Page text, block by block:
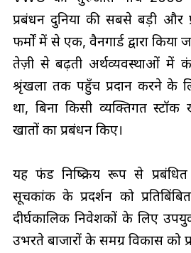
प्रबंधन दुनिया की सबसे बड़ी और
फर्मों में से एक, वैनगार्ड द्वारा किया
तेज़ी से बढ़ती अर्थव्यवस्थाओं में
श्रृंखला तक पहुँच प्रदान करने के
था, बिना किसी व्यक्तिगत स्टॉक
खातों का प्रबंधन किए।
यह फंड निष्क्रिय रूप से
सूचकांक के प्रदर्शन को
दीर्घकालिक निवेशकों के लिए
उभरते बाजारों के समग्र विकास को